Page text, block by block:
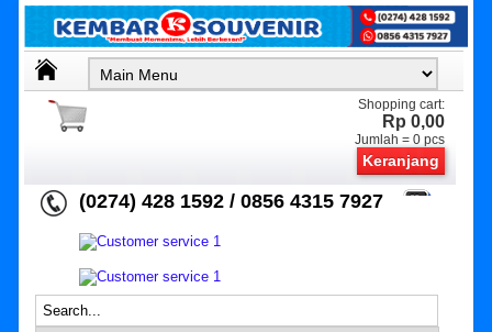
Shopping cart:
Rp 0,00
Jumlah =0 pcs
Keranjang
(0274) 428 1592 / 0856 4315 7927